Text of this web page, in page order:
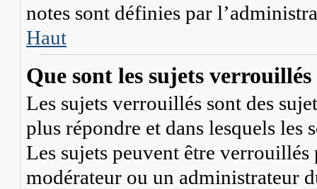
notes sont définies par
Haut
Que sont les sujets verrouillés
Les sujets verrouillés sont des
plus répondre et dans lesquels les
Les sujets peuvent être
modérateur ou un administrateur